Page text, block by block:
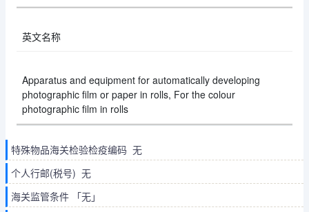
英文名称
Apparatus and equipment for automatically developing
photographic film or paper in rolls, For the colour
photographic film in rolls
特殊物品海关检验检疫编码 无
个人行邮(税号) 无
海关监管条件 「无」